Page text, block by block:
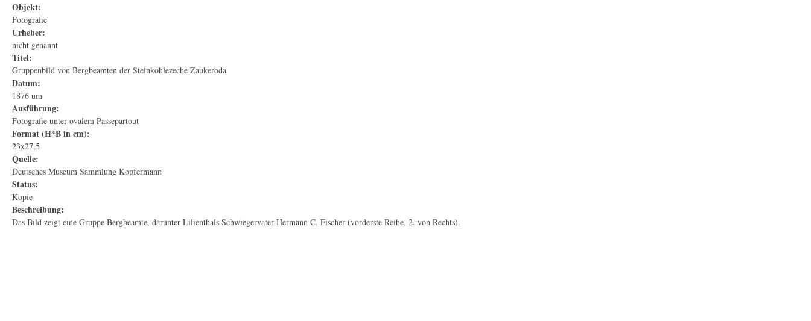
Objekt:
Fotografie
Urheber:
nicht genannt
Titel:
Gruppenbild von Bergbeamten der Steinkohlezeche Zaukeroda
Datum:
1876 um
Ausführung:
Fotografie unter ovalem Passepartout
Format (H*B in cm):
23x27,5
Quelle:
Deutsches Museum Sammlung Kopfermann
Status:
Kopie
Beschreibung:
Das Bild zeigt eine Gruppe Bergbeamte, darunter Lilienthals Schwiegervater Hermann C. Fischer (vorderste Reihe, 2. von Rechts).